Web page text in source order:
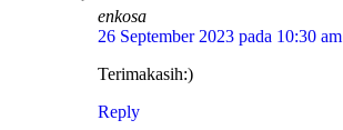
enkosa
26 September 2023 pada 10:30 am
Terimakasih:)
Reply